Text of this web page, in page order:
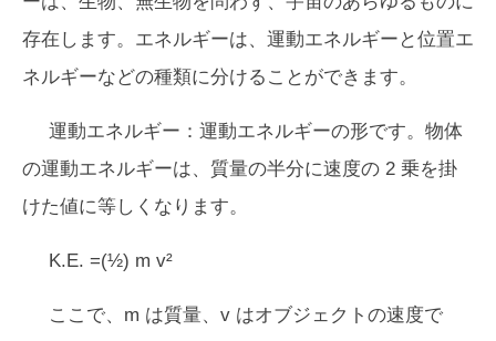
存在します。エネルギーは、運動エネルギーと位置エ
ネルギーなどの種類に分けることができます。
運動エネルギー：運動エネルギーの形です。物体
の運動エネルギーは、質量の半分に速度の 2 乗を掛
けた値に等しくなります。
K.E. =(½) m v²
ここで、m は質量、v はオブジェクトの速度で